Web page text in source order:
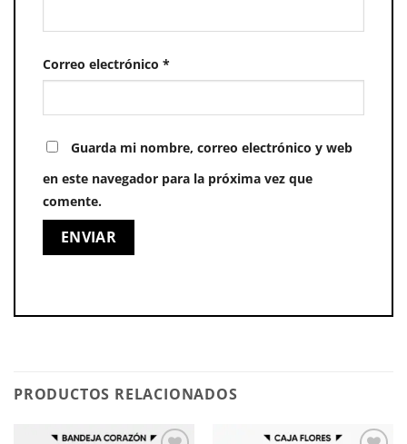
Correo electrónico *
Guarda mi nombre, correo electrónico y web
en este navegador para la próxima vez que
comente.
PRODUCTOS RELACIONADOS